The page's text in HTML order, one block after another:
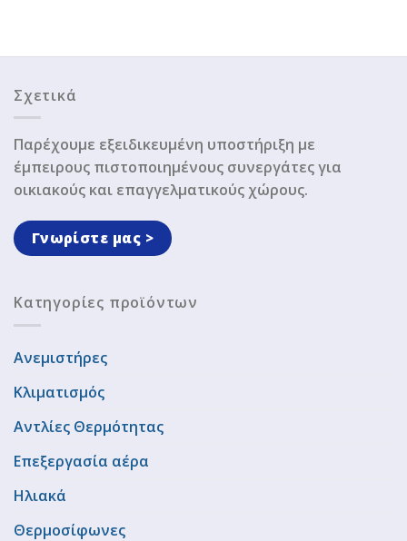
Σχετικά
Παρέχουμε εξειδικευμένη υποστήριξη με
έμπειρους πιστοποιημένους συνεργάτες για
οικιακούς και επαγγελματικούς χώρους.
Γνωρίστε μας >
Κατηγορίες προϊόντων
Ανεμιστήρες
Κλιματισμός
Αντλίες Θερμότητας
Επεξεργασία αέρα
Ηλιακά
Θερμοσίφωνες